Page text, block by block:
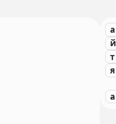
а
й
т
я
а